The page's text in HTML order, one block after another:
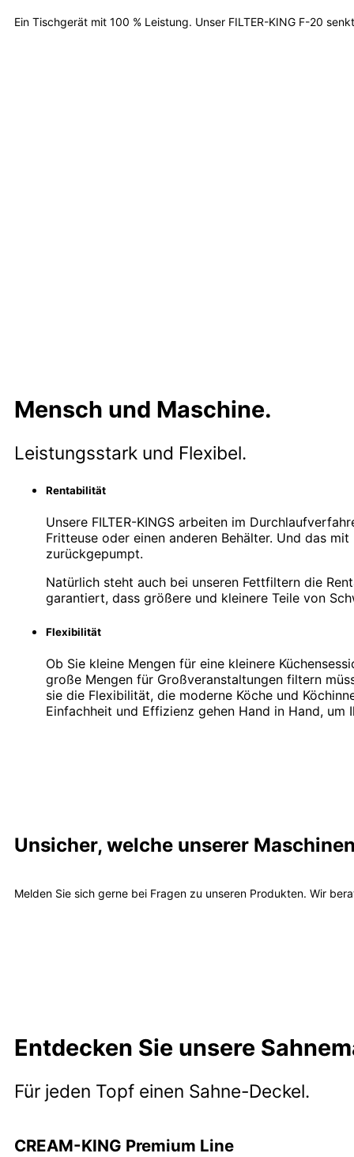
Ein Tischgerät mit 100 % Leistung. Unser FILTER-KING F-20
Mensch und Maschine.
Leistungsstark und Flexibel.
Rentabilität
Unsere FILTER-KINGS arbeiten im
Fritteuse oder einen anderen Behälter. Und das
zurückgepumpt.
Natürlich steht auch bei unseren Fettfiltern die
garantiert, dass größere und kleinere Teile von
Flexibilität
Ob Sie kleine Mengen für eine kleinere
große Mengen für Großveranstaltungen filtern
sie die Flexibilität, die moderne Köche und
Einfachheit und Effizienz gehen Hand in Hand,
Unsicher, welche unserer
Melden Sie sich gerne bei Fragen zu unseren Produkten. Wir
Entdecken Sie unsere
Für jeden Topf einen Sahne-Deckel.
CREAM-KING Premium Line